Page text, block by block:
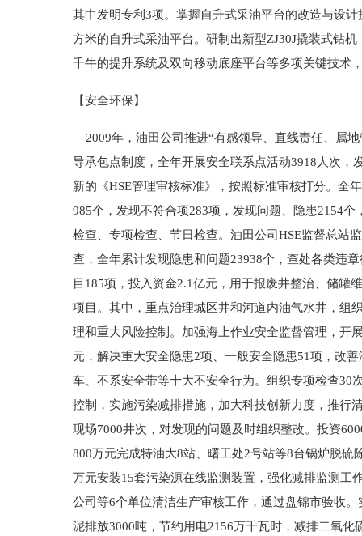
其中发明专利3项。掌握自升式采油平台的改造与设
方米的自升式采油平台。研制出新型ZJ30J撬装式钻
千牛的提升系统及双向移动底座平台等多项关键技术
【安全环保】
2009年，油田公司推进“有感领导、直线责任、属
导承包点制度，全年开展安全联系点活动3918人次，
新的《HSE管理审核标准》，按照标准审核打分。全
985个，发现不符合项283项，发现问题、隐患2154
检查、专项检查、节日检查。油田公司HSE监督总站
查，全年累计发现隐患和问题23938个，查处各类违
目185项，投入资金2.1亿元，用于报废井整治、储
项目。其中，重点治理城区井和河道内油气水井，组
理和重大风险控制。加强海上作业安全监督管理，开
元，解决重大安全隐患2项、一般安全隐患51项，改
车、不系安全带等十大不安全行为。组织专项检查30
控制，实施污染减排措施，加大科技创新力度，推行
现场7000井次，对发现的问题及时组织整改。投资
800万元完成特油大8站、曙工处2号站等8台锅炉脱
万元安装15套污染源在线监测装置，强化减排监测工
公司等6个单位清洁生产审核工作，通过盘锦市验收
泥排放3000吨，节约用电2156万千瓦时，减排二氧